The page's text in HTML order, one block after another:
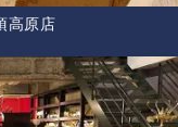
高原店